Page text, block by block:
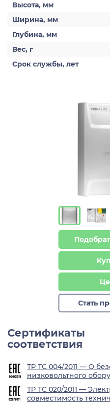
Высота, мм
Ширина, мм
Глубина, мм
Вес, г
Срок службы, лет
Стать
Сертификаты
соответствия
ТР ТС 004/2011 — О
низковольтного
ТР ТС 020/2011 —
совместимость